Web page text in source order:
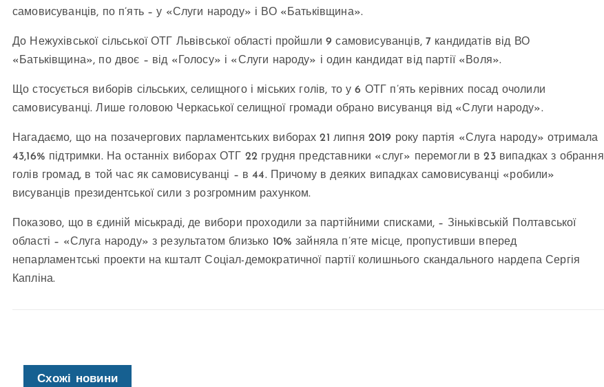
самовисуванців, по п’ять – у «Слуги народу» і ВО «Батьківщина».
До Нежухівської сільської ОТГ Львівської області пройшли 9 самовисуванців, 7 кандидатів від ВО
«Батьківщина», по двоє – від «Голосу» і «Слуги народу» і один кандидат від партії «Воля».
Що стосується виборів сільських, селищного і міських голів, то у 6 ОТГ п’ять керівних посад очолили
самовисуванці. Лише головою Черкаської селищної громади обрано висуванця від «Слуги народу».
Нагадаємо, що на позачергових парламентських виборах 21 липня 2019 року партія «Слуга народу» отримала
43,16% підтримки. На останніх виборах ОТГ 22 грудня представники «слуг» перемогли в 23 випадках з обрання
голів громад, в той час як самовисуванці – в 44. Причому в деяких випадках самовисуванці «робили»
висуванців президентської сили з розгромним рахунком.
Показово, що в єдиній міськраді, де вибори проходили за партійними списками, – Зіньківській Полтавської
області – «Слуга народу» з результатом близько 10% зайняла п’яте місце, пропустивши вперед
непарламентські проекти на кшталт Соціал-демократичної партії колишнього скандального нардепа Сергія
Капліна.
Схожі новини